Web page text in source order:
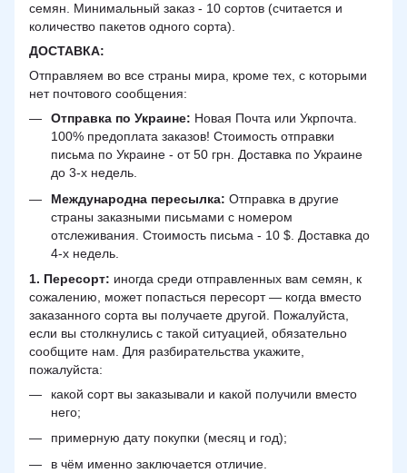
семян. Минимальный заказ - 10 сортов (считается и
количество пакетов одного сорта).
ДОСТАВКА:
Отправляем во все страны мира, кроме тех, с которыми
нет почтового сообщения:
Отправка по Украине: Новая Почта или Укрпочта.
100% предоплата заказов! Стоимость отправки
письма по Украине - от 50 грн. Доставка по Украине
до 3-х недель.
Международна пересылка: Отправка в другие
страны заказными письмами с номером
отслеживания. Стоимость письма - 10 $. Доставка до
4-х недель.
1. Пересорт: иногда среди отправленных вам семян, к
сожалению, может попасться пересорт — когда вместо
заказанного сорта вы получаете другой. Пожалуйста,
если вы столкнулись с такой ситуацией, обязательно
сообщите нам. Для разбирательства укажите,
пожалуйста:
какой сорт вы заказывали и какой получили вместо
него;
примерную дату покупки (месяц и год);
в чём именно заключается отличие.